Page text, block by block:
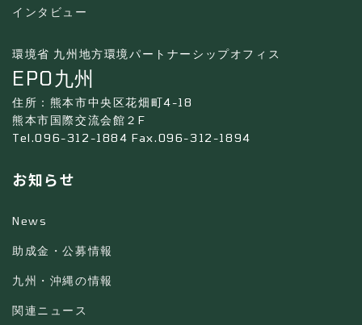
インタビュー
環境省 九州地方環境パートナーシップオフィス
EPO九州
住所：熊本市中央区花畑町4-18
熊本市国際交流会館２F
Tel.096-312-1884 Fax.096-312-1894
お知らせ
News
助成金・公募情報
九州・沖縄の情報
関連ニュース